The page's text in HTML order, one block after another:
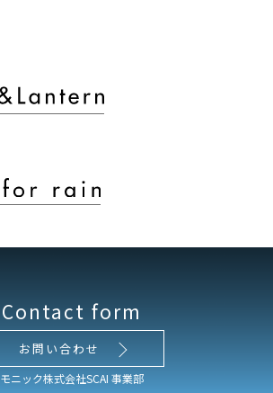
Contact form
お問い合わせ
モニック株式会社SCAI 事業部